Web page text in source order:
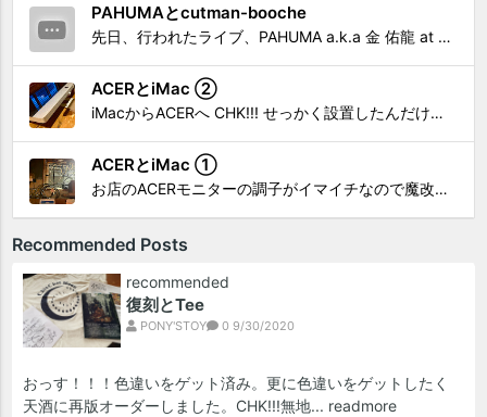
PAHUMAとcutman-booche
先日、行われたライブ、PAHUMA a.k.a 金 佑龍 at PONY'STOYから〜 cutman-booche時代の楽曲「立ち上がれ」を映像化させてもらいました。 茅ヶ崎の名店 FROGGIES〜さんで ウリョンはマンススリー・ライブを行っています！ そのライブでウ...
ACERとiMac ②
iMacからACERへ CHK!!! せっかく設置したんだけど〜 画面が真っ暗じゃしょうがないわな。 元のACERモニターを再度、設置🔥 画面のチラツキ、乱れなど不具合、多めですが 見れないより良い。 iMacへ繋いだ時、疑問があった。 せっかくの解像度を生かしてないこと。 2...
ACERとiMac ①
お店のACERモニターの調子がイマイチなので魔改造したiMacと入れ替え 外は豪雨、何処へも行かない火曜。 コツコツ作業スタートです!!! CHK!!! 何年かぶりにモニターを降ろした。 配線がぐちゃぐちゃ😂 要らないケーブルなど、使っていない部材などなど片付けて、拭き掃除w。...
Recommended Posts
recommended
復刻とTee
PONY'STOY 0 9/30/2020
おっす！！！色違いをゲット済み。更に色違いをゲットしたく
天酒に再版オーダーしました。CHK!!!無地... readmore